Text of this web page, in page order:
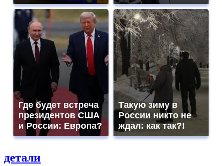
Где будет встреча
президентов США
и России: Европа?
Такую зиму в
России никто не
ждал: как так?!
детали